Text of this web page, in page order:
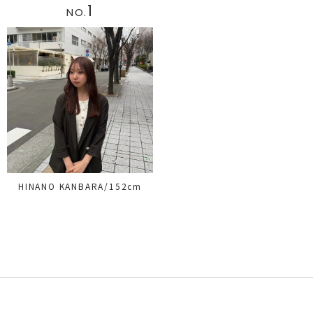
NO.1
HINANO KANBARA/152cm